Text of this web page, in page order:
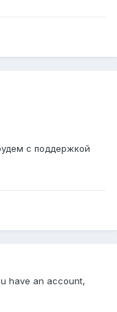
с поддержкой
have an account,